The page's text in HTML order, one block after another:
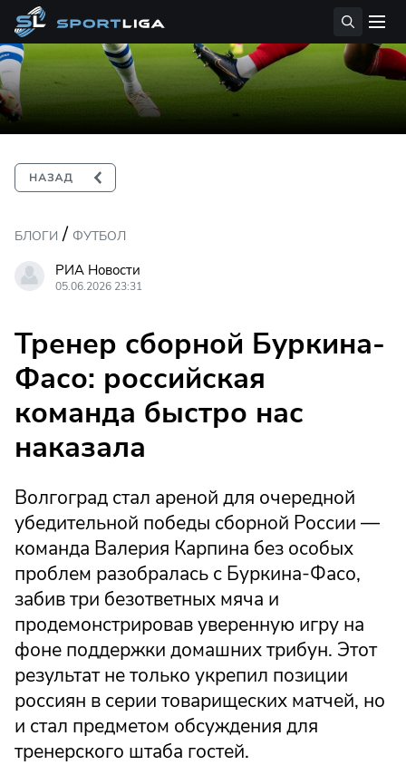
БЛОГИ / ФУТБОЛ
РИА Новости
05.06.2026 23:31
Тренер сборной Буркина-
Фасо: российская
команда быстро нас
наказала
Волгоград стал ареной для очередной
убедительной победы сборной России —
команда Валерия Карпина без особых
проблем разобралась с Буркина-Фасо,
забив три безответных мяча и
продемонстрировав уверенную игру на
фоне поддержки домашних трибун. Этот
результат не только укрепил позиции
россиян в серии товарищеских матчей, но
и стал предметом обсуждения для
тренерского штаба гостей.